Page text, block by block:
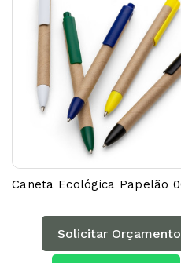
Solicitar Orçamento